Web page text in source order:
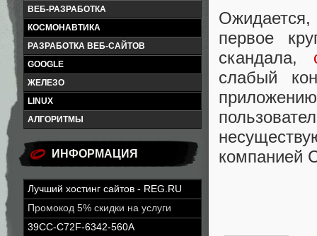
ВЕБ-РАЗРАБОТКА
КОСМОНАВТИКА
РАЗРАБОТКА ВЕБ-САЙТОВ
GOOGLE
ЖЕЛЕЗО
LINUX
АЛГОРИТМЫ
ИНФОРМАЦИЯ
Лучший хостинг сайтов - REG.RU
Промокод 5% скидки на услуги
39CC-C72F-6342-560A
первое
скандала,
слабый
компанией